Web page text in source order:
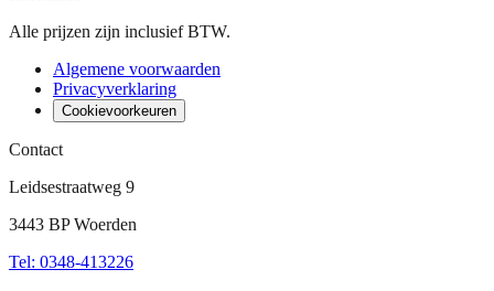
Alle prijzen zijn inclusief BTW.
Algemene voorwaarden
Privacyverklaring
Cookievoorkeuren
Contact
Leidsestraatweg 9
3443 BP Woerden
Tel: 0348-413226